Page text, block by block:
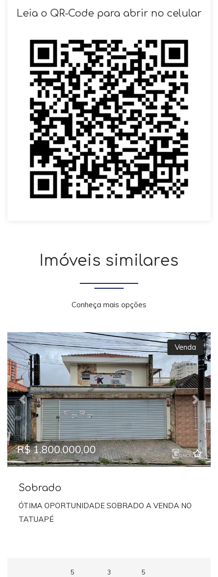
Leia o QR-Code para abrir no celular
Imóveis similares
Conheça mais opções
Previous Next
Venda
R$ 1.800.000,00
Sobrado
ÓTIMA OPORTUNIDADE SOBRADO A VENDA NO
TATUAPÉ
5
3
5